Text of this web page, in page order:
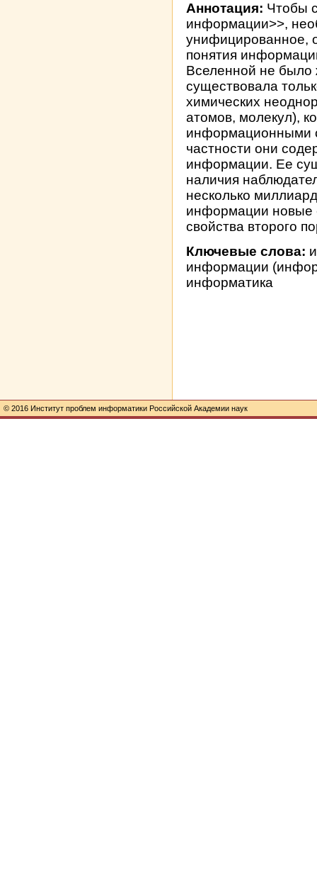
Аннотация: Чтобы
информации>>,
унифицированное,
понятия
Вселенной не
существовала
химических
атомов, молекул),
информационными
частности они
информации. Ее
наличия
несколько
информации новые
свойства второго
Ключевые слова:
информации
информатика
© 2016 Институт проблем информатики Российской Академии наук